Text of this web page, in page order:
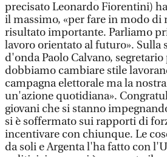
precisato Leonardo Fiorentini)
il massimo, «per fare in modo di
risultato importante. Parliamo
lavoro orientato al futuro». Sulla
d'onda Paolo Calvano,
dobbiamo cambiare stile
campagna elettorale ma la
un'azione quotidiana».
giovani che si stanno
si è soffermato sui rapporti di
incentivare con chiunque. Le
da soli e Argenta l'ha fatto con